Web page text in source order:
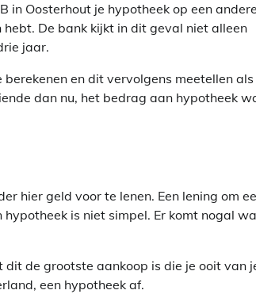
in Oosterhout je hypotheek op een
De bank kijkt in dit geval niet alleen
jaar.
en dit vervolgens meetellen als
dan nu, het bedrag aan hypotheek
hier geld voor te lenen. Een lening om
is niet simpel. Er komt nogal
dit de grootste aankoop is die je ooit van
een hypotheek af.